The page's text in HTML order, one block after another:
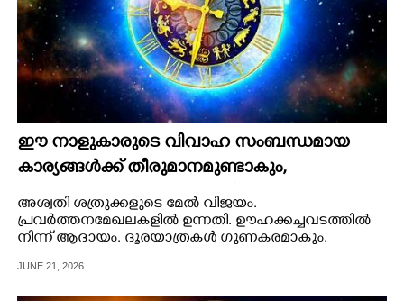
ഈ നാളുകാരുടെ വിവാഹ സംബന്ധമായ
കാര്യങ്ങൾക്ക് തീരുമാനമുണ്ടാകും,
പുണ്യക്ഷേത്രങ്ങൾ സന്ദർശിക്കും
അശ്വതി ശത്രുക്കളുടെ മേൽ വിജയം.
പ്രവർത്തനമേഖലകളിൽ ഉന്നതി. ഊഹക്കച്ചവടത്തിൽ
നിന്ന് ആദായം. ദൂരയാത്രകൾ ഗുണകരമാകും.
JUNE 21, 2026